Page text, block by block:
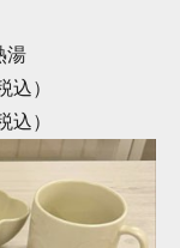
湯
）
）